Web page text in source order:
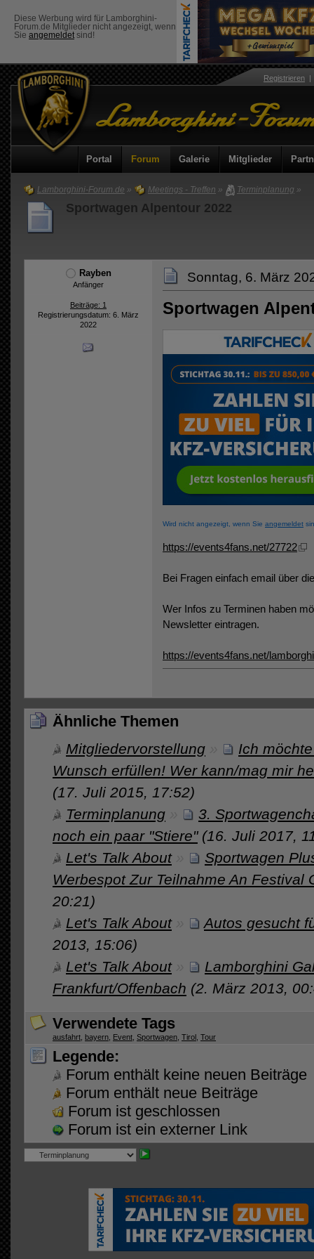
Diese Werbung wird für Lamborghini-
Forum.de Mitglieder nicht angezeigt, wenn
Sie angemeldet sind!
Registrieren
Portal Forum Galerie Mitglieder
Lamborghini-Forum.de » Meetings - Treffen » Terminplanung »
Sportwagen Alpentour 2022
Rayben
Anfänger
Beiträge: 1
Registrierungsdatum: 6. März
2022
Sonntag, 6. März
Sportwagen
Wird nicht angezeigt, wenn Sie angemeldet
https://events4fans.net/27722
Bei Fragen einfach email über
Wer Infos zu Terminen haben
Newsletter eintragen.
https://events4fans.net/
Ähnliche Themen
Mitgliedervorstellung
Ich
Wunsch erfüllen! Wer kann/mag mir
(17. Juli 2015, 17:52)
Terminplanung
3.
noch ein paar "Stiere" (16. Juli 2017,
Let's Talk About»
Sportwagen
Werbespot Zur Teilnahme An Festival
20:21)
Let's Talk About»
Autos gesucht
2013, 15:06)
Let's Talk About»
Lamborghini
Frankfurt/Offenbach (2. März 2013,
Verwendete Tags
ausfahrt bayern Event Sportwagen Tirol Tour
Legende:
Forum enthält keine neuen Beiträge
Forum enthält neue Beiträge
Forum ist geschlossen
Forum ist ein externer Link